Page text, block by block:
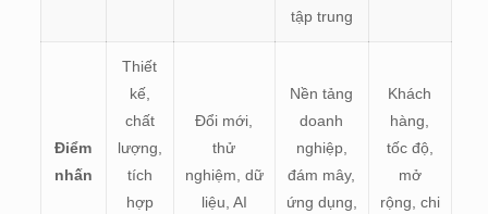
tập trung
Điểm
nhấn
Thiết
kế,
chất
lượng,
tích
hợp
Đổi mới,
thử
nghiệm, dữ
liệu, AI
Nền tảng
doanh
nghiệp,
đám mây,
ứng dụng,
Khách
hàng,
tốc độ,
mở
rộng, chi